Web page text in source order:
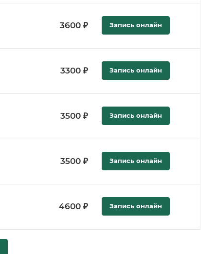
3600 ₽ Запись онлайн
3300 ₽ Запись онлайн
3500 ₽ Запись онлайн
3500 ₽ Запись онлайн
4600 ₽ Запись онлайн